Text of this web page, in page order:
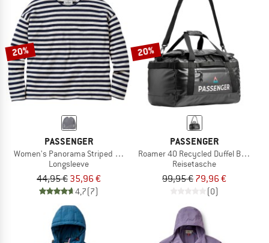
20%
PASSENGER
Women's Panorama Striped L/S T-Shirt
Longsleeve
44,95 € 35,96 €
4,7(7)
20%
PASSENGER
Roamer 40 Recycled Duffel Bag 2.0
Reisetasche
99,95 € 79,96 €
(0)